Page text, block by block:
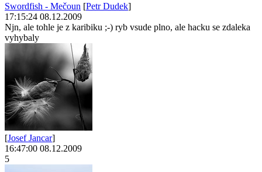
Swordfish - Mečoun [Petr Dudek]
17:15:24 08.12.2009
Njn, ale tohle je z karibiku ;-) ryb vsude plno, ale hacku se zdaleka
vyhybaly
[Josef Jancar]
16:47:00 08.12.2009
5